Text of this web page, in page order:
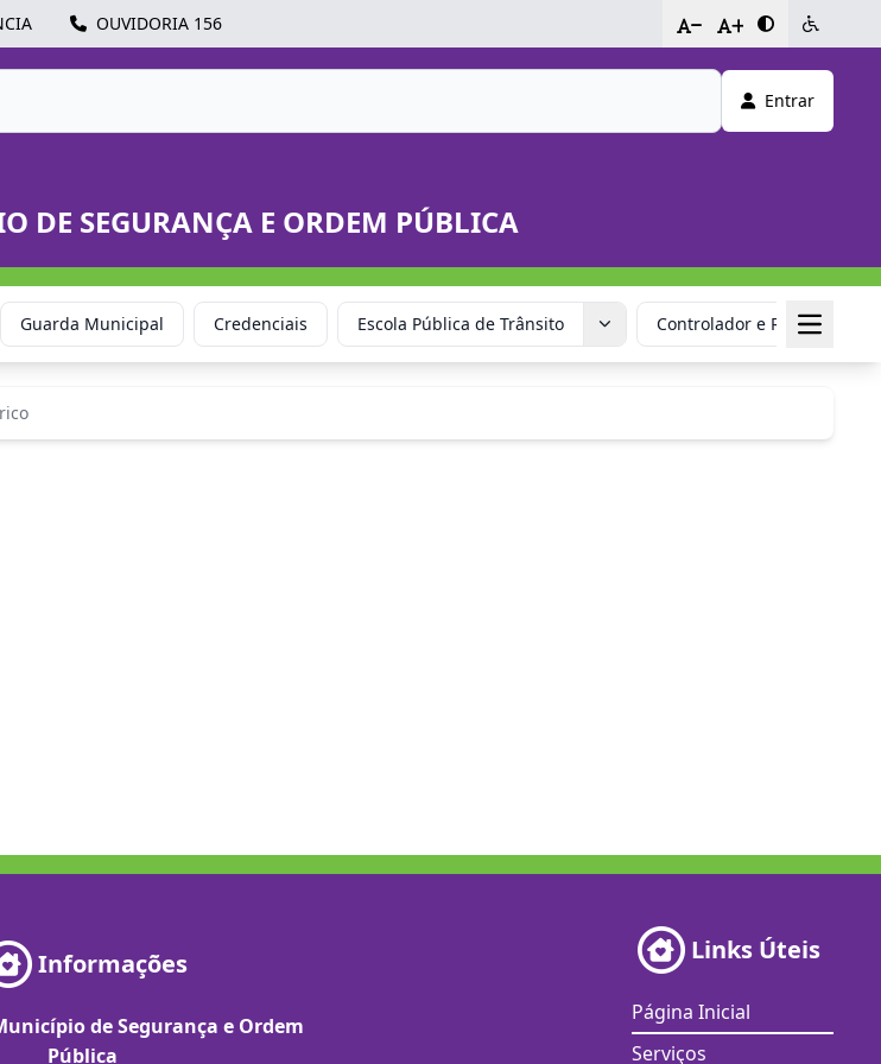
OUVIDORIA 156 - +
Entrar
DE SEGURANÇA E ORDEM PÚBLICA
Guarda Municipal Credenciais Escola Pública de Trânsito Controlador e Redutor de
Informações
de Segurança e Ordem
Pública
Links Úteis
Página Inicial
Serviços